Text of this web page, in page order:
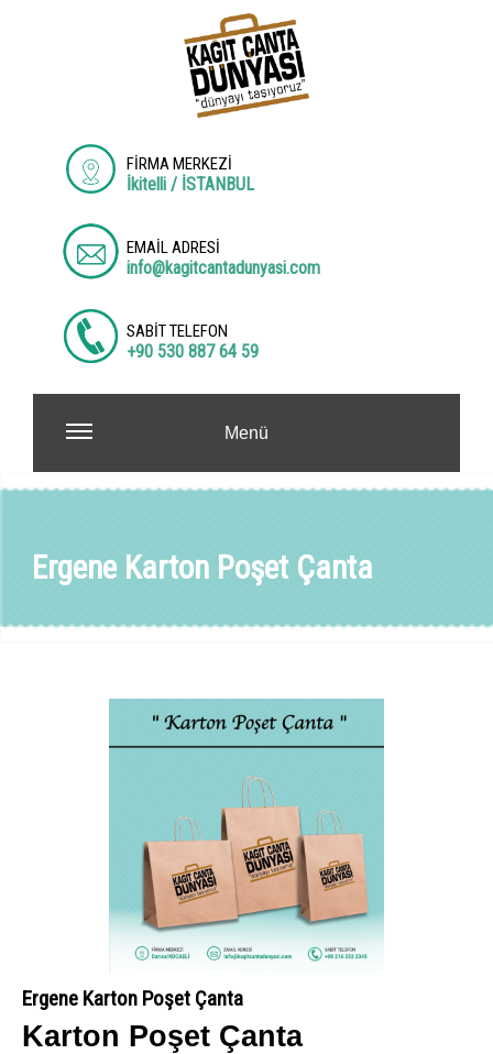
FİRMA MERKEZİ
İkitelli / İSTANBUL
EMAİL ADRESİ
info@kagitcantadunyasi.com
SABİT TELEFON
+90 530 887 64 59
Menü
Ergene Karton Poşet Çanta
Ergene Karton Poşet Çanta
Karton Poşet Çanta